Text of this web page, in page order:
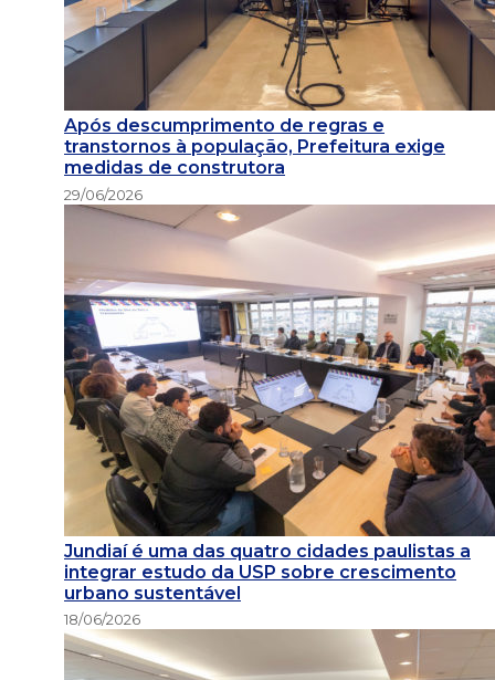
Após descumprimento de regras e
transtornos à população, Prefeitura exige
medidas de construtora
29/06/2026
Jundiaí é uma das quatro cidades paulistas a
integrar estudo da USP sobre crescimento
urbano sustentável
18/06/2026